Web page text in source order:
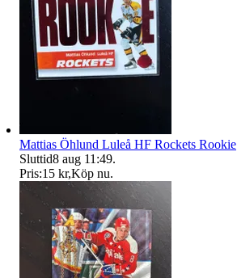
Mattias Öhlund Luleå HF Rockets Rookie
Sluttid8 aug 11:49.
Pris:15 kr,Köp nu.